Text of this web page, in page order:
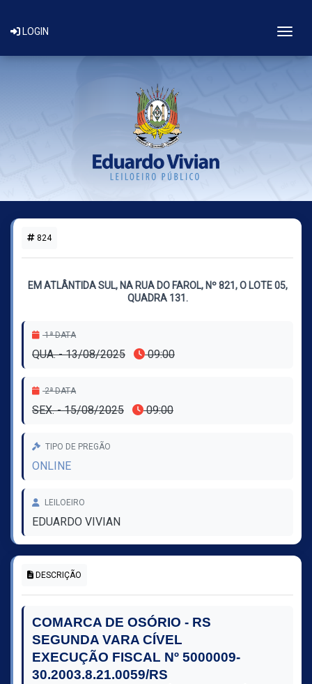
LOGIN
824
EM ATLÂNTIDA SUL, NA RUA DO FAROL, Nº 821, O LOTE 05,
QUADRA 131.
1ª DATA
QUA. - 13/08/2025 09:00
2ª DATA
SEX. - 15/08/2025 09:00
TIPO DE PREGÃO
ONLINE
LEILOEIRO
EDUARDO VIVIAN
DESCRIÇÃO
COMARCA DE OSÓRIO ‐ RS
SEGUNDA VARA CÍVEL
EXECUÇÃO FISCAL Nº 5000009-
30.2003.8.21.0059/RS